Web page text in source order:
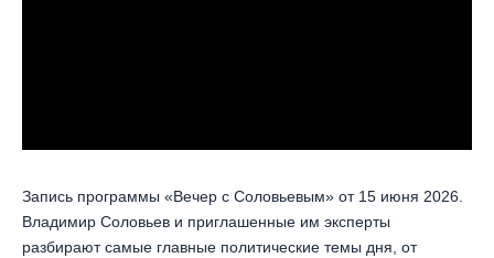
Запись программы «Вечер с Соловьевым» от 15 июня 2026.
Владимир Соловьев и приглашенные им эксперты
разбирают самые главные политические темы дня, от